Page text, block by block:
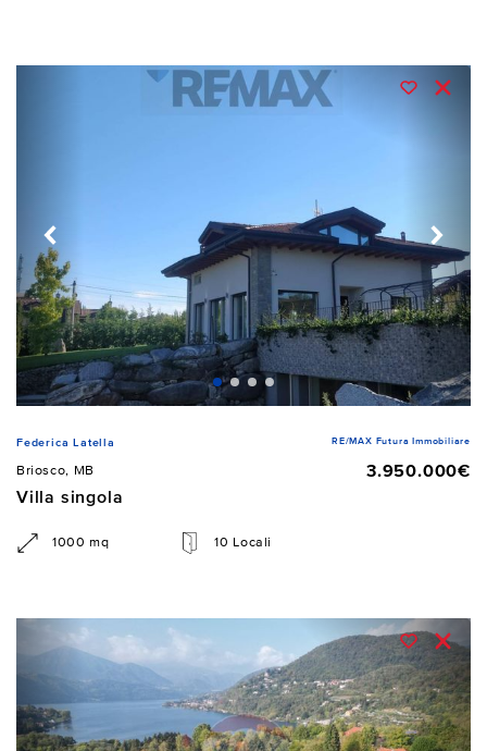
Federica Latella RE/MAX Futura Immobiliare
Briosco, MB
3.950.000€
Villa singola
1000 mq 10 Locali